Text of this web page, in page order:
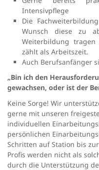
Intensivpflege
Die
Wunsch diese zu
Weiterbildung
zählt als Arbeitszeit.
Auch Berufsanfänger
„Bin ich den
gewachsen, oder ist der
Keine Sorge! Wir
gerne mit unseren
individuellen
persönlichen
Schritten auf Station bis
Profis werden nicht als
durch die Unterstützung